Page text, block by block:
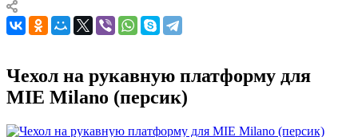
Чехол на рукавную платформу для
MIE Milano (персик)